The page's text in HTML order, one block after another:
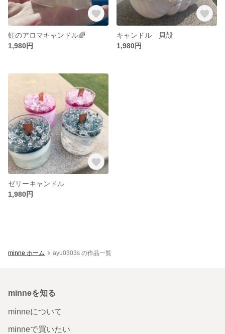
虹のアロマキャンドル🌈
1,980円
キャンドル 貝殻
1,980円
ゼリーキャンドル
1,980円
minne ホーム ayu0303s の作品一覧
minneを知る
minneについて
minneで買いたい